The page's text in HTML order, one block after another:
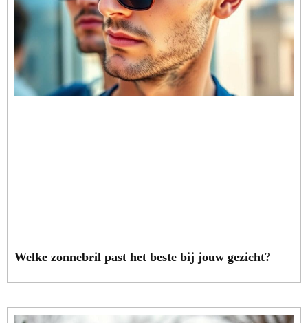
Welke zonnebril past het beste bij jouw gezicht?